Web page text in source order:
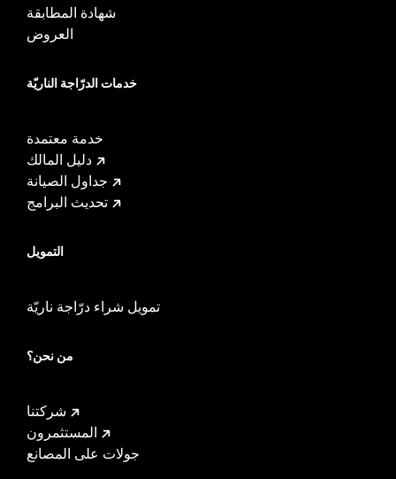
شهادة المطابقة
العروض
خدمات الدرّاجة الناريّة
خدمة معتمدة
دليل المالك
جداول الصيانة
تحديث البرامج
التمويل
تمويل شراء درّاجة ناريّة
من نحن؟
شركتنا
المستثمرون
جولات على المصانع